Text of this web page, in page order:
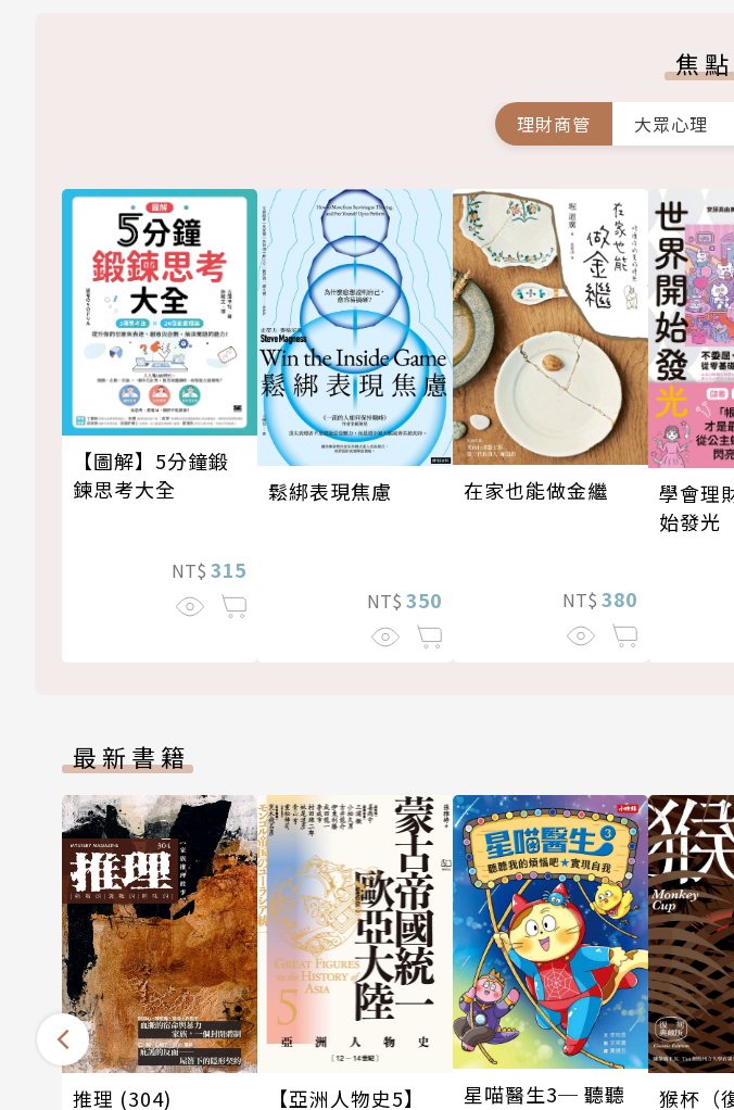
焦
理財商管 大眾心理
【圖解】5分鐘鍛
鍊思考大全
NT$ 315
鬆綁表現焦慮
NT$ 350
在家也能做金繼
NT$ 380
學會理
始發光
最新書籍
推理 (304)
【亞洲人物史5】
星喵醫生3─ 聽聽
猴杯（